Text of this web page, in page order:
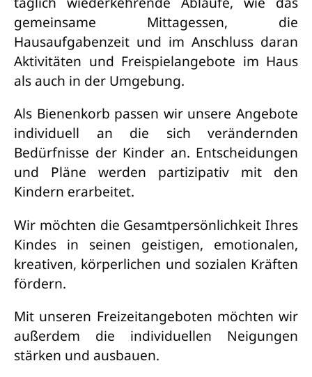
gemeinsame Mittagessen, die
Hausaufgabenzeit und im Anschluss daran
Aktivitäten und Freispielangebote im Haus
als auch in der Umgebung.
Als Bienenkorb passen wir unsere Angebote
individuell an die sich verändernden
Bedürfnisse der Kinder an. Entscheidungen
und Pläne werden partizipativ mit den
Kindern erarbeitet.
Wir möchten die Gesamtpersönlichkeit Ihres
Kindes in seinen geistigen, emotionalen,
kreativen, körperlichen und sozialen Kräften
fördern.
Mit unseren Freizeitangeboten möchten wir
außerdem die individuellen Neigungen
stärken und ausbauen.